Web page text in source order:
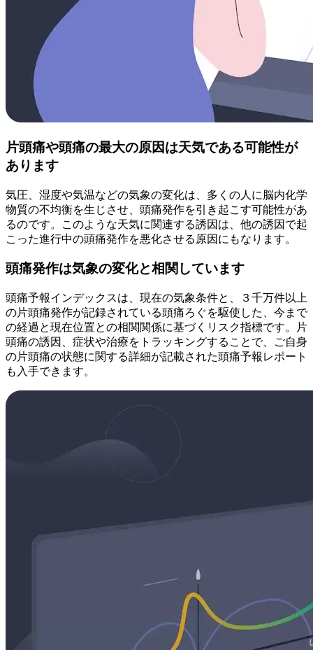
片頭痛や頭痛の最大の原因は天気である可能性が
あります
気圧、湿度や気温などの気象の変化は、多くの人に脳内化学
物質の不均衡を生じさせ、頭痛発作を引き起こす可能性があ
るのです。このような天気に関連する誘因は、他の誘因で起
こった進行中の頭痛発作を悪化させる原因にもなります。
頭痛発作は気象の変化と相関しています
頭痛予報インデックスは、現在の気象条件と、３千万件以上
の片頭痛発作が記録されている頭痛ろぐを駆使した、今まで
の経過と現在位置との相関関係に基づくリスク指標です。片
頭痛の誘因、症状や治療をトラッキングすることで、ご自身
の片頭痛の状態に関する詳細が記載された頭痛予報レポート
も入手できます。